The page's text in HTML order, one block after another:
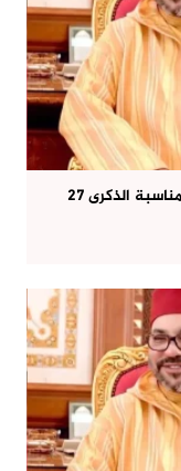
تهنئة السلاسي محمد إلى صاحب الجلالة بمناسبة الذكرى 27